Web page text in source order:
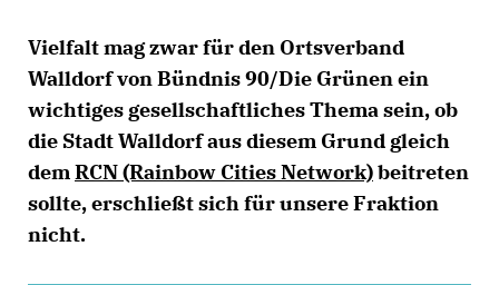
Vielfalt mag zwar für den Ortsverband
Walldorf von Bündnis 90/Die Grünen ein
wichtiges gesellschaftliches Thema sein, ob
die Stadt Walldorf aus diesem Grund gleich
demRCN (Rainbow Cities Network)beitreten
sollte, erschließt sich für unsere Fraktion
nicht.